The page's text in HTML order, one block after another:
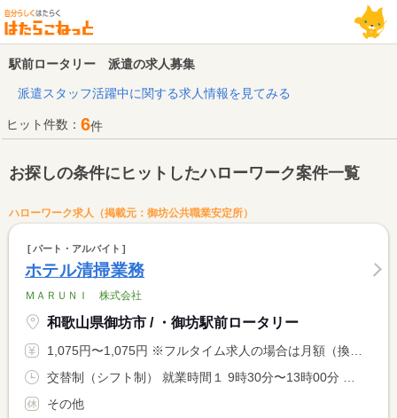
駅前ロータリー 派遣の求人募集
派遣スタッフ活躍中に関する求人情報を見てみる
ヒット件数： 6件
お探しの条件にヒットしたハローワーク案件一覧
ハローワーク求人（掲載元：御坊公共職業安定所）
パート・アルバイト
ホテル清掃業務
ＭＡＲＵＮＩ 株式会社
和歌山県御坊市 / ・御坊駅前ロータリー
1,075円〜1,075円 ※フルタイム求人の場合は月額（換算額）、パート求人の場合は時間額を表示しています。
その他